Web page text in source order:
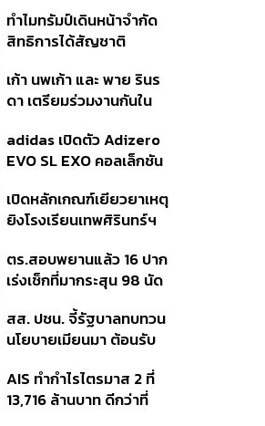
มาแสดงในมิวสิกวิดีโอ
ทำไมทรัมป์เดินหน้าจำกัด
สิทธิการได้สัญชาติ
แม้ศาลสูงสุดเคยตัดสิน
คัดค้าน
เก้า นพเก้า และ พาย รินร
ดา เตรียมร่วมงานกันใน
Taste In Time’
adidas เปิดตัว Adizero
EVO SL EXO คอลเล็กชัน
Football
เปิดหลักเกณฑ์เยียวยาเหตุ
ยิงโรงเรียนเทพศิรินทร์ฯ
เจ็บสูงสุด 1 แสน เยียวยา
จิตใจ 5 ระดับ
ตร.สอบพยานแล้ว 16 ปาก
เร่งเช็กที่มากระสุน 98 นัด
ปากคำ
สส. ปชน. จี้รัฐบาลทบทวน
นโยบายเมียนมา ต้อนรับ
สัญญาว่างเปล่า
AIS ทำกำไรไตรมาส 2 ที่
13,716 ล้านบาท ดีกว่าที่